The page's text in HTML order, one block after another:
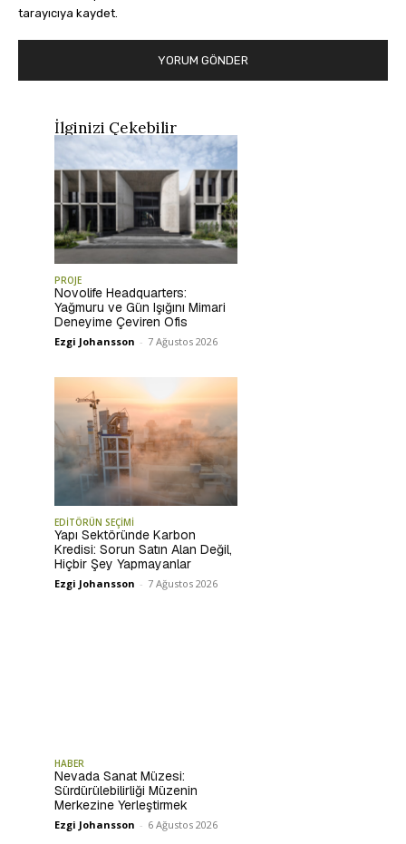
tarayıcıya kaydet.
İlginizi Çekebilir
PROJE
Novolife Headquarters:
Yağmuru ve Gün Işığını Mimari
Deneyime Çeviren Ofis
Ezgi Johansson - 7 Ağustos 2026
EDİTÖRÜN SEÇİMİ
Yapı Sektöründe Karbon
Kredisi: Sorun Satın Alan Değil,
Hiçbir Şey Yapmayanlar
Ezgi Johansson - 7 Ağustos 2026
HABER
Nevada Sanat Müzesi:
Sürdürülebilirliği Müzenin
Merkezine Yerleştirmek
Ezgi Johansson - 6 Ağustos 2026